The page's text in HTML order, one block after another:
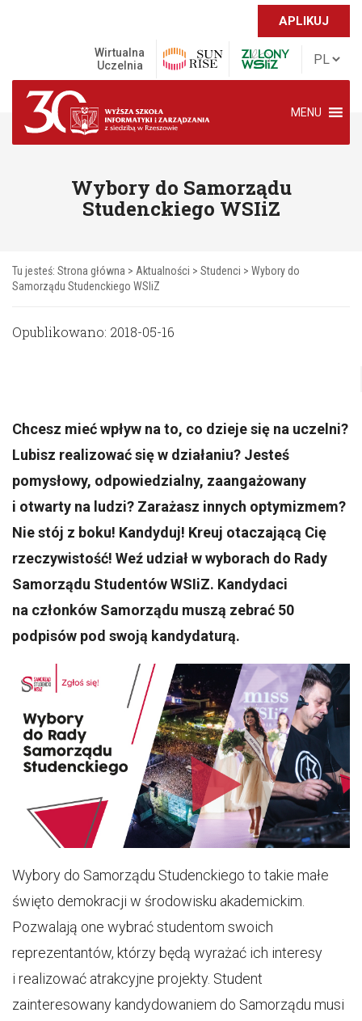
APLIKUJ
Wirtualna
Uczelnia
MENU
Wybory do Samorządu
Studenckiego WSIiZ
Tu jesteś: Strona główna > Aktualności > Studenci > Wybory do
Samorządu Studenckiego WSIiZ
Opublikowano: 2018-05-16
Chcesz mieć wpływ na to, co dzieje się na uczelni?
Lubisz realizować się w działaniu? Jesteś
pomysłowy, odpowiedzialny, zaangażowany
i otwarty na ludzi? Zarażasz innych optymizmem?
Nie stój z boku! Kandyduj! Kreuj otaczającą Cię
rzeczywistość! Weź udział w wyborach do Rady
Samorządu Studentów WSIiZ. Kandydaci
na członków Samorządu muszą zebrać 50
podpisów pod swoją kandydaturą.
Wybory do Samorządu Studenckiego to takie małe
święto demokracji w środowisku akademickim.
Pozwalają one wybrać studentom swoich
reprezentantów, którzy będą wyrażać ich interesy
i realizować atrakcyjne projekty. Student
zainteresowany kandydowaniem do Samorządu musi